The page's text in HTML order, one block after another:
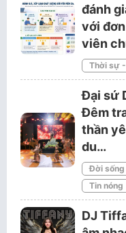
đánh
với
viên
Thời sự
Đại sứ
Đêm
thần
du…
Đời sống
Tin nóng
DJ